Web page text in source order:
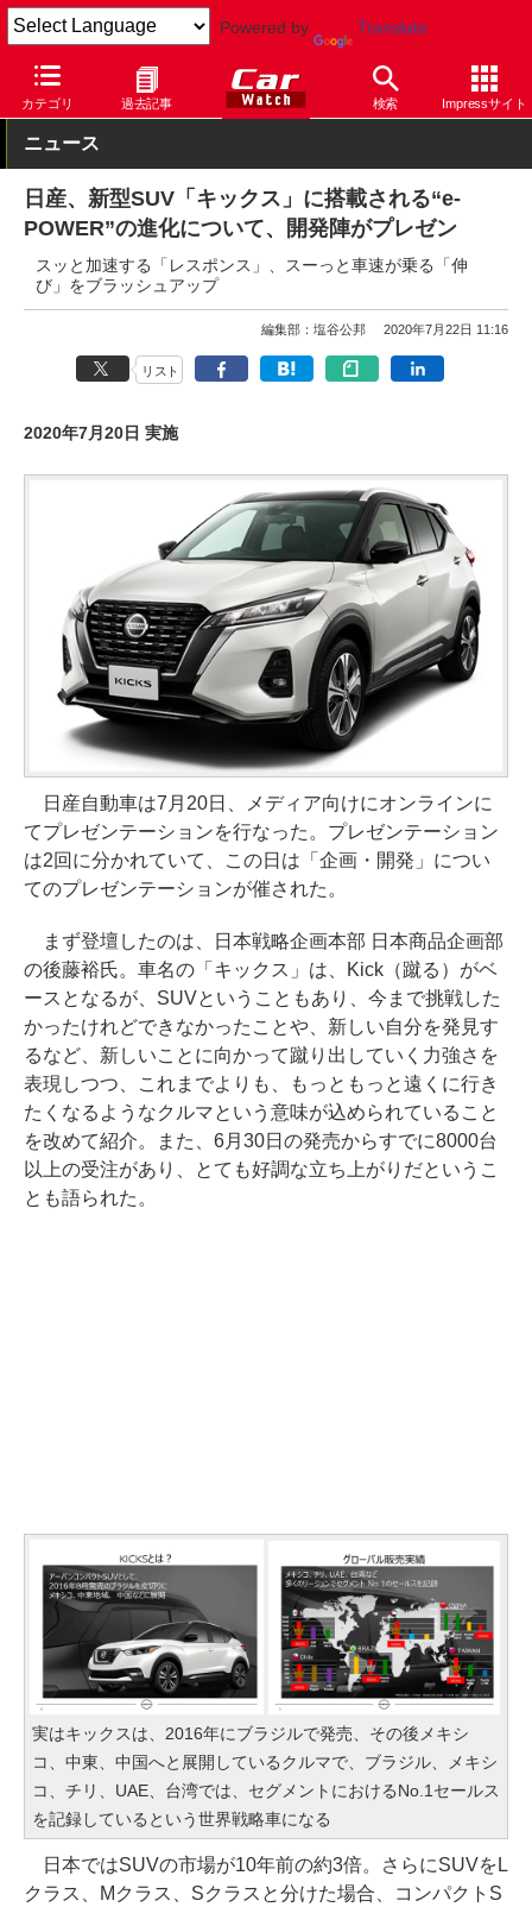
Powered by Translate
カテゴリ 過去記事 検索 Impressサイト
Car Watch 自動車 キックス
ニュース
日産、新型SUV「キックス」に搭載される“e-
POWER”の進化について、開発陣がプレゼン
スッと加速する「レスポンス」、スーっと車速が乗る「伸
び」をブラッシュアップ
編集部：塩谷公邦 2020年7月22日 11:16
リスト
2020年7月20日 実施
日産自動車は7月20日、メディア向けにオンラインに
てプレゼンテーションを行なった。プレゼンテーション
は2回に分かれていて、この日は「企画・開発」につい
てのプレゼンテーションが催された。
まず登壇したのは、日本戦略企画本部 日本商品企画部
の後藤裕氏。車名の「キックス」は、Kick（蹴る）がベ
ースとなるが、SUVということもあり、今まで挑戦した
かったけれどできなかったことや、新しい自分を発見す
るなど、新しいことに向かって蹴り出していく力強さを
表現しつつ、これまでよりも、もっともっと遠くに行き
たくなるようなクルマという意味が込められていること
を改めて紹介。また、6月30日の発売からすでに8000台
以上の受注があり、とても好調な立ち上がりだというこ
とも語られた。
実はキックスは、2016年にブラジルで発売、その後メキシ
コ、中東、中国へと展開しているクルマで、ブラジル、メキシ
コ、チリ、UAE、台湾では、セグメントにおけるNo.1セールス
を記録しているという世界戦略車になる
日本ではSUVの市場が10年前の約3倍。さらにSUVをL
クラス、Mクラス、Sクラスと分けた場合、コンパクトS